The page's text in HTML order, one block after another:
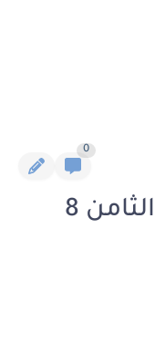
0
رواية انتقامي الفصل الثامن 8